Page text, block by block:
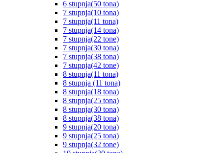
6 stupnja(50 tona)
7 stupnja(10 tona)
7 stupnja(11 tona)
7 stupnja(14 tona)
7 stupnja(22 tone)
7 stupnja(30 tona)
7 stupnja(38 tona)
7 stupnja(42 tone)
8 stupnja(11 tona)
8 stupnja (11 tona)
8 stupnja(18 tona)
8 stupnja(25 tona)
8 stupnja(30 tona)
8 stupnja(38 tona)
9 stupnja(20 tona)
9 stupnja(25 tona)
9 stupnja(32 tone)